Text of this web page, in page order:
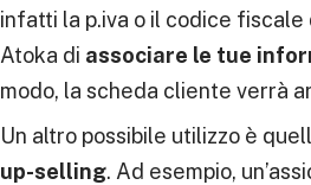
infatti la p.iva o il codice
Atoka di associare le tue
modo, la scheda cliente verrà
Un altro possibile utilizzo è
up-selling. Ad esempio,